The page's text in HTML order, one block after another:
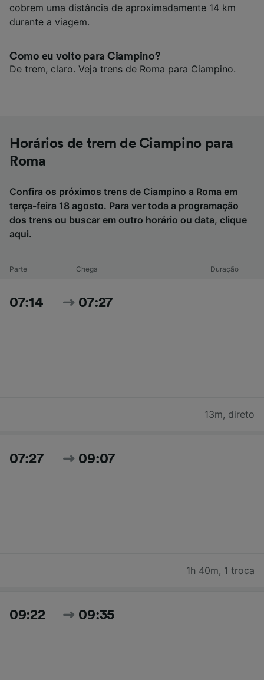
cobrem uma distância de aproximadamente 14 km
durante a viagem.
Como eu volto para Ciampino?
De trem, claro. Veja trens de Roma para Ciampino.
Horários de trem de Ciampino para
Roma
Confira os próximos trens de Ciampino a Roma em
terça-feira 18 agosto. Para ver toda a programação
dos trens ou buscar em outro horário ou data, clique
aqui.
Parte Chega Duração
07:14 07:27
13m, direto
07:27 09:07
1h 40m, 1 troca
09:22 09:35